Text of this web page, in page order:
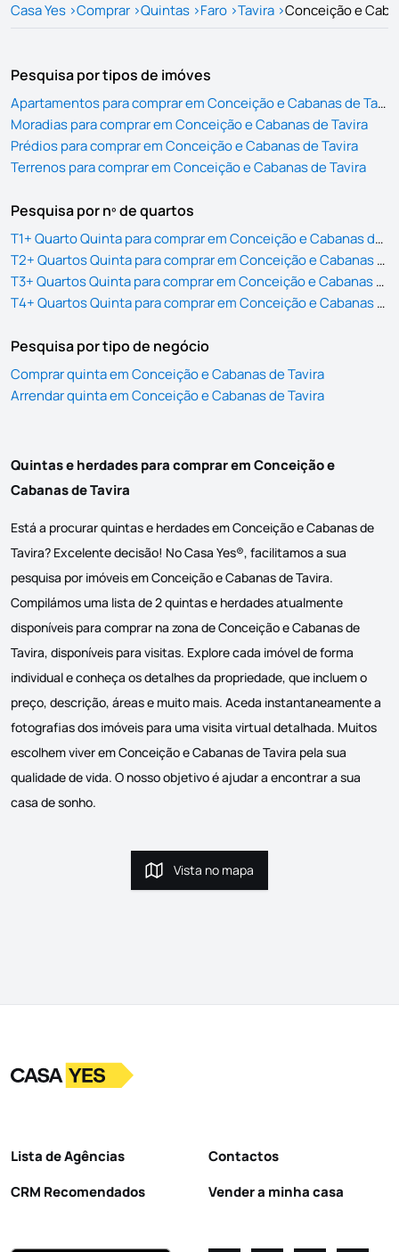
Casa Yes >Comprar >Quintas >Faro >Tavira >Conceição e
Pesquisa por tipos de imóves
Apartamentos para comprar em Conceição e Cabanas de Tavira
Moradias para comprar em Conceição e Cabanas de Tavira
Prédios para comprar em Conceição e Cabanas de Tavira
Terrenos para comprar em Conceição e Cabanas de Tavira
Pesquisa por nº de quartos
T1+ Quarto Quinta para comprar em Conceição e Cabanas de Tavira
T2+ Quartos Quinta para comprar em Conceição e Cabanas de Tavira
T3+ Quartos Quinta para comprar em Conceição e Cabanas de Tavira
T4+ Quartos Quinta para comprar em Conceição e Cabanas de Tavira
Pesquisa por tipo de negócio
Comprar quinta em Conceição e Cabanas de Tavira
Arrendar quinta em Conceição e Cabanas de Tavira
Quintas e herdades para comprar em Conceição e
Cabanas de Tavira
Está a procurar quintas e herdades em Conceição e Cabanas de
Tavira? Excelente decisão! No Casa Yes®, facilitamos a sua
pesquisa por imóveis em Conceição e Cabanas de Tavira.
Compilámos uma lista de 2 quintas e herdades atualmente
disponíveis para comprar na zona de Conceição e Cabanas de
Tavira, disponíveis para visitas. Explore cada imóvel de forma
individual e conheça os detalhes da propriedade, que incluem o
preço, descrição, áreas e muito mais. Aceda instantaneamente a
fotografias dos imóveis para uma visita virtual detalhada. Muitos
escolhem viver em Conceição e Cabanas de Tavira pela sua
qualidade de vida. O nosso objetivo é ajudar a encontrar a sua
casa de sonho.
Vista no mapa
Vista no mapa
LogoIr para a homepage
Lista de Agências
CRM Recomendados
Contactos
Vender a minha casa